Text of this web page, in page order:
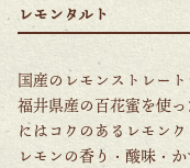
レモンタルト
国産のレモンストレー
福井県産の百花蜜を使
にはコクのあるレモン
レモンの香り・酸味・